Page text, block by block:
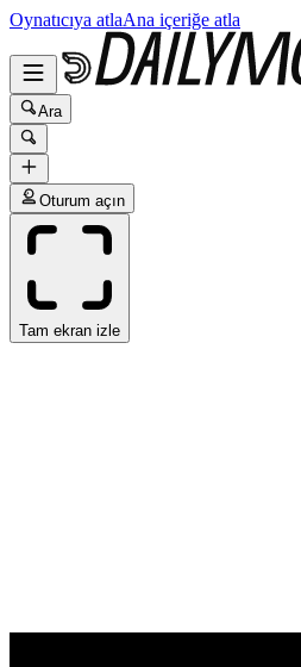
Oynatıcıya atlaAna içeriğe atla
Ara
Oturum açın
Tam ekran izle